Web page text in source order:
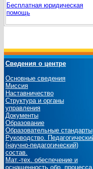
Бесплатная юридическая
помощь
Сведения о центре
Основные сведения
Миссия
Наставничество
Структура и органы
управления
Документы
Образование
Образовательные стандарты
Руководство.
(научно-педагогический)
состав.
Мат.-тех. обеспечение и
оснащенность обр. процесса.